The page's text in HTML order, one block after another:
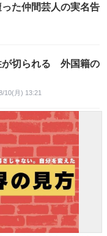
た仲間芸人の実名告
が切られる 外国籍の
10(月) 13:21